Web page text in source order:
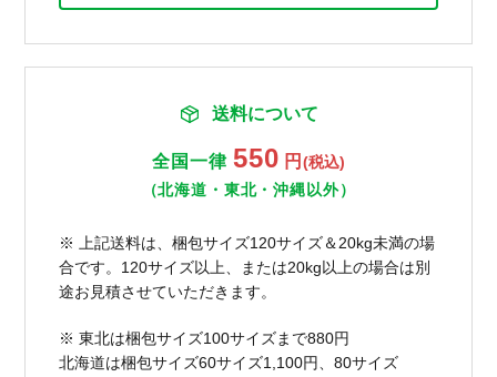
送料について
全国一律 550 円 (税込)
（北海道・東北・沖縄以外）
※ 上記送料は、梱包サイズ120サイズ＆20kg未満の場
合です。120サイズ以上、または20kg以上の場合は別
途お見積させていただきます。
※ 東北は梱包サイズ100サイズまで880円
北海道は梱包サイズ60サイズ1,100円、80サイズ